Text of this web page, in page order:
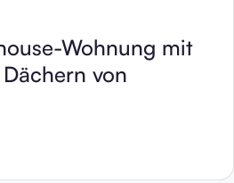
Wohnung mit
von